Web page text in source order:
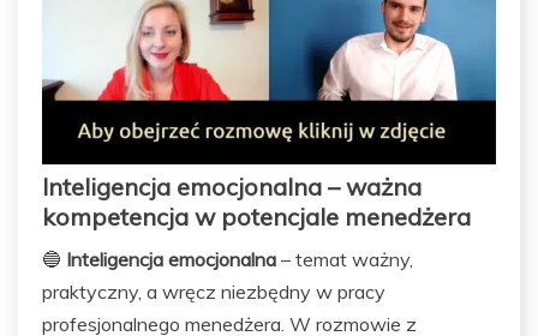
Inteligencja emocjonalna – ważna
kompetencja w potencjale menedżera
🔵 Inteligencja emocjonalna – temat ważny,
praktyczny, a wręcz niezbędny w pracy
profesjonalnego menedżera. W rozmowie z